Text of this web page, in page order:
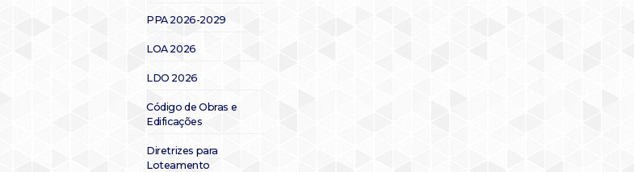
PPA 2026-2029
LOA 2026
LDO 2026
Código de Obras e
Edificações
Diretrizes para
Loteamento